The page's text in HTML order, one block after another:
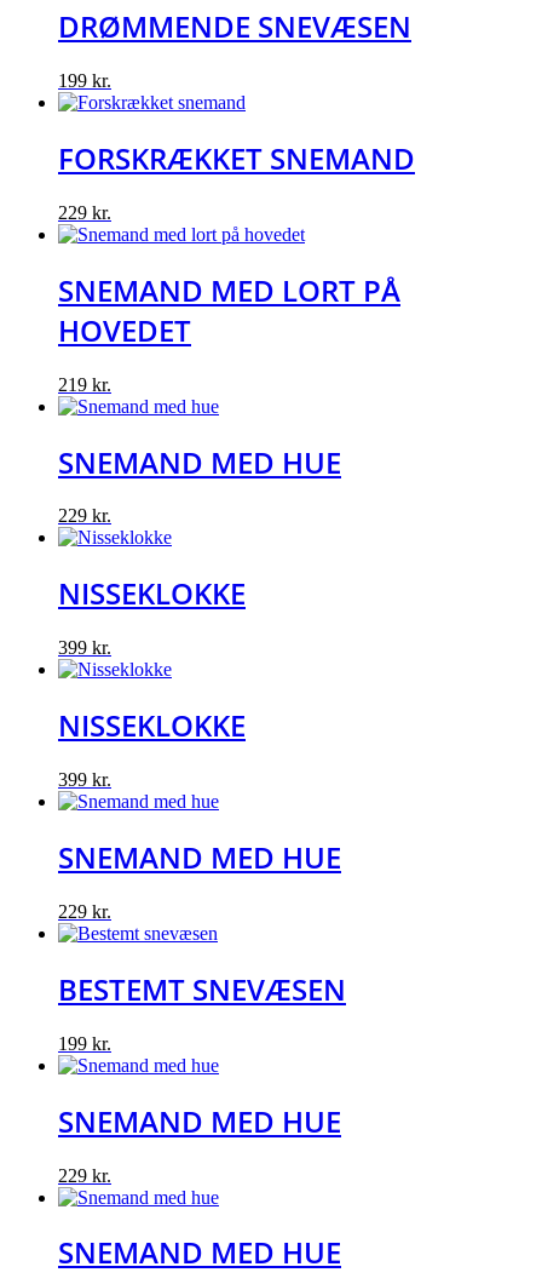
DRØMMENDE SNEVÆSEN
199 kr.
FORSKRÆKKET SNEMAND
229 kr.
SNEMAND MED LORT PÅ
HOVEDET
219 kr.
SNEMAND MED HUE
229 kr.
NISSEKLOKKE
399 kr.
NISSEKLOKKE
399 kr.
SNEMAND MED HUE
229 kr.
BESTEMT SNEVÆSEN
199 kr.
SNEMAND MED HUE
229 kr.
SNEMAND MED HUE